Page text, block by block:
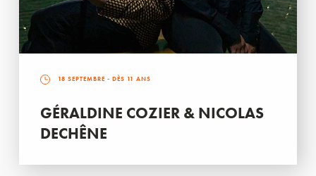
18 SEPTEMBRE - DÈS 11 ANS
GÉRALDINE COZIER & NICOLAS
DECHÊNE